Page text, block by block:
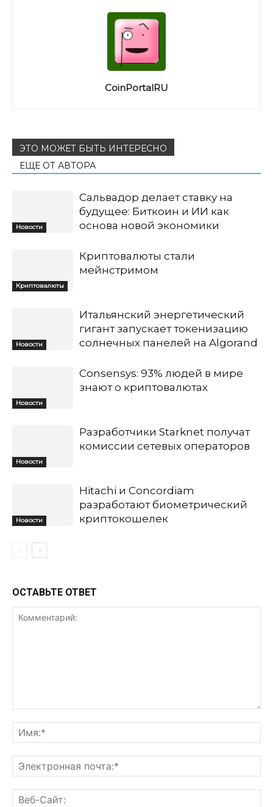
CoinPortalRU
ЭТО МОЖЕТ БЫТЬ ИНТЕРЕСНО
ЕЩЕ ОТ АВТОРА
Новости
Сальвадор делает ставку на
будущее: Биткоин и ИИ как
основа новой экономики
Криптовалюты
Криптовалюты стали
мейнстримом
Новости
Итальянский энергетический
гигант запускает токенизацию
солнечных панелей на Algorand
Новости
Consensys: 93% людей в мире
знают о криптовалютах
Новости
Разработчики Starknet получат
комиссии сетевых операторов
Новости
Hitachi и Concordiam
разработают биометрический
криптокошелек
ОСТАВЬТЕ ОТВЕТ